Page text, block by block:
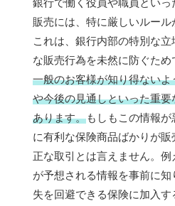
販売には、特に厳しいルール
これは、銀行内部の特別な
な販売行為を未然に防ぐため
一般のお客様が知り得ない
や今後の見通しといった重
あります。もしもこの情報
に有利な保険商品ばかりが
正な取引とは言えません。
が予想される情報を事前に
失を回避できる保険に加入